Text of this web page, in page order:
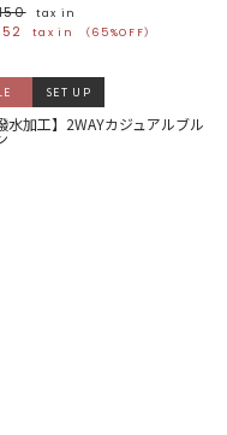
tax in
tax in （65%OFF）
SET UP